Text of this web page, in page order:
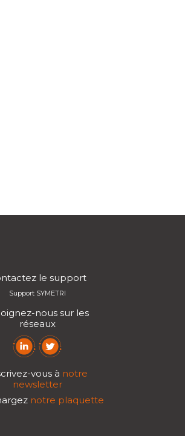
le support
Support SYMETRI
nous sur les
réseaux
vous à notre
newsletter
notre plaquette